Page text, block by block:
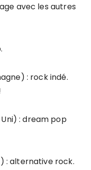
avec les autres
: rock indé.
: dream pop
: alternative rock.